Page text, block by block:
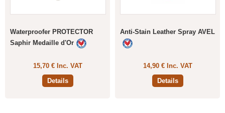
Waterproofer PROTECTOR
Saphir Medaille d'Or
15,70 € Inc. VAT
Details
Anti-Stain Leather Spray AVEL
14,90 € Inc. VAT
Details